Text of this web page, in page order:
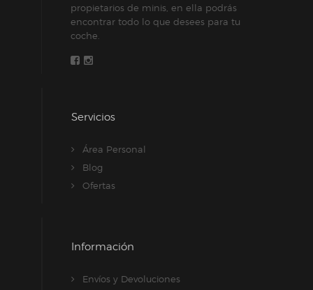
propietarios de minis, en ella podrás
encontrar todo lo que desees para tu
coche.
Servicios
Área Personal
Blog
Ofertas
Información
Envíos y Devoluciones